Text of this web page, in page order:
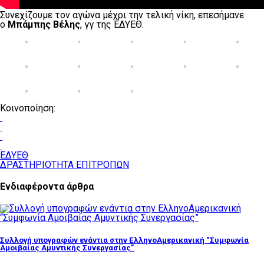
Συνεχίζουμε τον αγώνα μέχρι την τελική νίκη, επεσήμανε
ο Μπάμπης Βέλης, γγ της ΕΔΥΕΘ.
Κοινοποίηση:
ΕΔΥΕΘ
ΔΡΑΣΤΗΡΙΟΤΗΤΑ ΕΠΙΤΡΟΠΩΝ
Ενδιαφέροντα άρθρα
Συλλογή υπογραφών ενάντια στην ΕλληνοΑμερικανική “Συμφωνία
Αμοιβαίας Αμυντικής Συνεργασίας”